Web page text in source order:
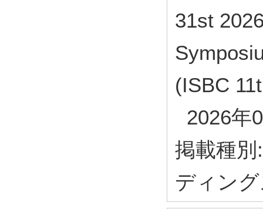
31st
(ISBC
2026年
掲載種
ディン